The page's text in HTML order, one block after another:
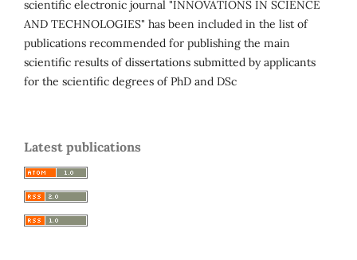
scientific electronic journal "INNOVATIONS IN SCIENCE
AND TECHNOLOGIES" has been included in the list of
publications recommended for publishing the main
scientific results of dissertations submitted by applicants
for the scientific degrees of PhD and DSc
Latest publications